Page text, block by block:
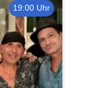
19:00 Uhr